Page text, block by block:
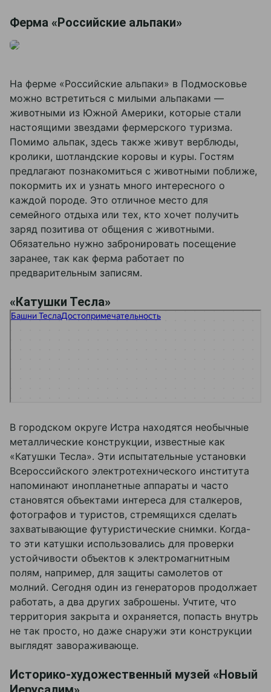
Ферма «Российские альпаки»
На ферме «Российские альпаки» в Подмосковье
можно встретиться с милыми альпаками —
животными из Южной Америки, которые стали
настоящими звездами фермерского туризма.
Помимо альпак, здесь также живут верблюды,
кролики, шотландские коровы и куры. Гостям
предлагают познакомиться с животными поближе,
покормить их и узнать много интересного о
каждой породе. Это отличное место для
семейного отдыха или тех, кто хочет получить
заряд позитива от общения с животными.
Обязательно нужно забронировать посещение
заранее, так как ферма работает по
предварительным записям.
«Катушки Тесла»
Башни Тесла
Достопримечательность в Москве и Московской области
В городском округе Истра находятся необычные
металлические конструкции, известные как
«Катушки Тесла». Эти испытательные установки
Всероссийского электротехнического института
напоминают инопланетные аппараты и часто
становятся объектами интереса для сталкеров,
фотографов и туристов, стремящихся сделать
захватывающие футуристические снимки. Когда-
то эти катушки использовались для проверки
устойчивости объектов к электромагнитным
полям, например, для защиты самолетов от
молний. Сегодня один из генераторов продолжает
работать, а два других заброшены. Учтите, что
территория закрыта и охраняется, попасть внутрь
не так просто, но даже снаружи эти конструкции
выглядят завораживающе.
Историко-художественный музей «Новый